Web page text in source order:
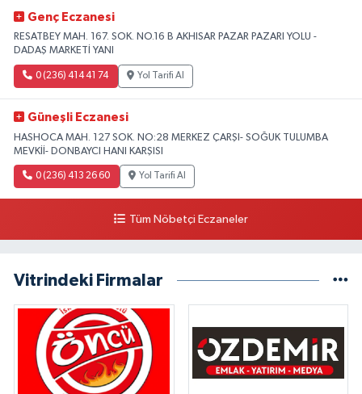
Genç Eczanesi
RESATBEY MAH. 167. SOK. NO.16 B AKHISAR PAZAR PAZARI YOLU -
DADAŞ MARKETİ YANI
0 (236) 414 41 74 Yol Tarifi Al
Güneşli Eczanesi
HASHOCA MAH. 127 SOK. NO:28 MERKEZ ÇARŞI- SOĞUK TULUMBA
MEVKİİ- DONBAYCI HANI KARŞISI
0 (236) 413 26 60 Yol Tarifi Al
Tüm Nöbetçi Eczaneler
Vitrindeki Firmalar